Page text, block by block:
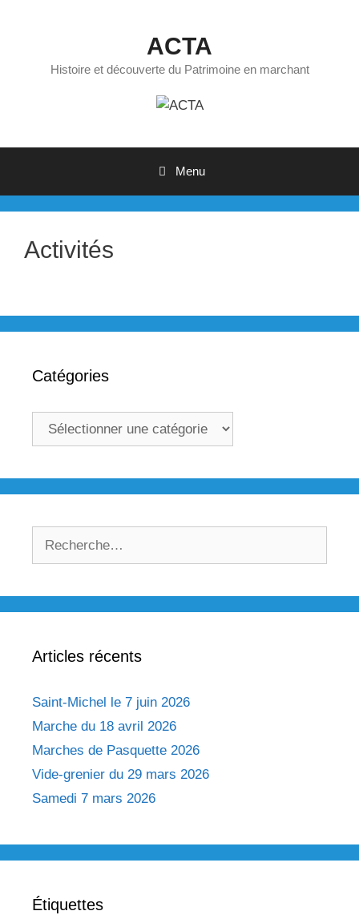
ACTA
Histoire et découverte du Patrimoine en marchant
Menu
Activités
Catégories
Catégories
Articles récents
Saint-Michel le 7 juin 2026
Marche du 18 avril 2026
Marches de Pasquette 2026
Vide-grenier du 29 mars 2026
Samedi 7 mars 2026
Étiquettes